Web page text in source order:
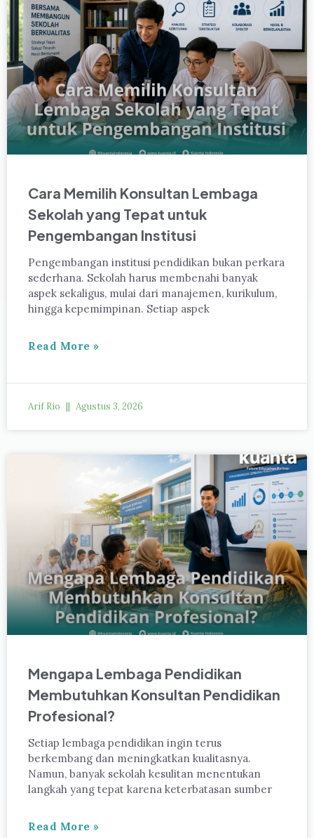
Cara Memilih Konsultan Lembaga
Sekolah yang Tepat untuk
Pengembangan Institusi
Pengembangan institusi pendidikan bukan perkara
sederhana. Sekolah harus membenahi banyak
aspek sekaligus, mulai dari manajemen, kurikulum,
hingga kepemimpinan. Setiap aspek
Read More »
Arif Rio Agustus 3, 2026
Mengapa Lembaga Pendidikan
Membutuhkan Konsultan Pendidikan
Profesional?
Setiap lembaga pendidikan ingin terus
berkembang dan meningkatkan kualitasnya.
Namun, banyak sekolah kesulitan menentukan
langkah yang tepat karena keterbatasan sumber
Read More »